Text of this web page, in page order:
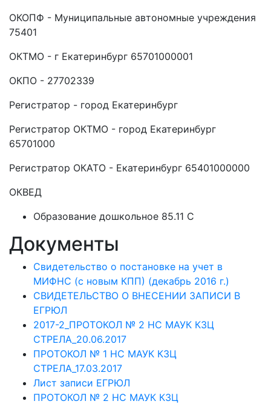
ОКОПФ - Муниципальные автономные учреждения
75401
ОКТМО - г Екатеринбург 65701000001
ОКПО - 27702339
Регистратор - город Екатеринбург
Регистратор ОКТМО - город Екатеринбург
65701000
Регистратор ОКАТО - Екатеринбург 65401000000
ОКВЕД
Образование дошкольное 85.11 C
Документы
Свидетельство о постановке на учет в
МИФНС (с новым КПП) (декабрь 2016 г.)
СВИДЕТЕЛЬСТВО О ВНЕСЕНИИ ЗАПИСИ В
ЕГРЮЛ
2017-2_ПРОТОКОЛ № 2 НС МАУК КЗЦ
СТРЕЛА_20.06.2017
ПРОТОКОЛ № 1 НС МАУК КЗЦ
СТРЕЛА_17.03.2017
Лист записи ЕГРЮЛ
ПРОТОКОЛ № 2 НС МАУК КЗЦ